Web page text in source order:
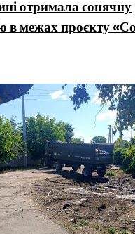
отримала сонячну
в межах проєкту